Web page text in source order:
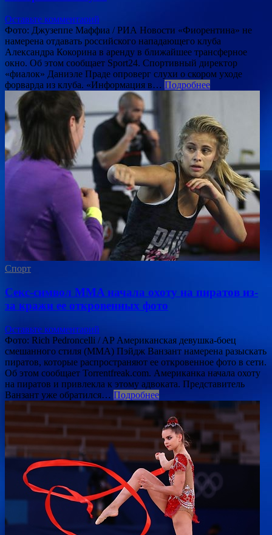
Оставьте комментарий
Фото: Джузеппе Маффиа / РИА Новости «Фиорентина» не
намерена отдавать российского нападающего клуба
Александра Кокорина в аренду в ближайшее трансферное
окно. Об этом сообщает Sport24. Спортивный директор
«фиалок» Даниэле Праде опроверг слухи о скором уходе
форварда из клуба. «Информация в… Подробнее
Спорт
Секс-символ MMA начала охоту на пиратов из-
за кражи ее откровенных фото
Оставьте комментарий
Фото: Rich Pedroncelli / AP Американская девушка-боец
смешанного стиля (MMA) Пэйдж Ванзант намерена разыскать
пиратов, которые распространяют ее откровенное фото в сети.
Об этом сообщает Torrentfreak.com. Американка начала охоту
на пиратов и привлекла к этому адвоката. Представитель
Ванзант уже обратился… Подробнее